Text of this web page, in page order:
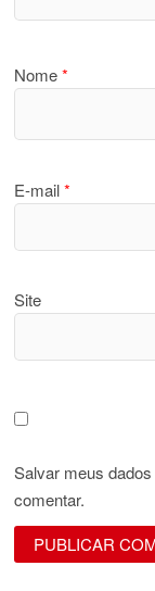
Nome*
E-mail*
Site
Salvar meus
comentar.